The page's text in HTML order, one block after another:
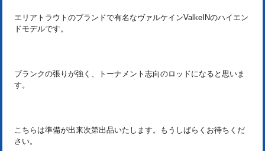
エリアトラウトのブランドで有名なヴァルケインValkeINのハイエン
ドモデルです。
ブランクの張りが強く、トーナメント志向のロッドになると思いま
す。
こちらは準備が出来次第出品いたします。もうしばらくお待ちくだ
さい。